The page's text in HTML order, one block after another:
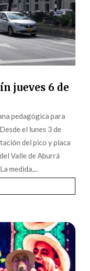
jueves 6 de
pedagógica para
el lunes 3 de
del pico y placa
Valle de Aburrá
medida,...